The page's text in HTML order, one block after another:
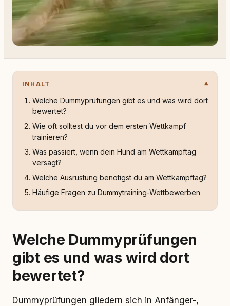
INHALT
Welche Dummyprüfungen gibt es und was wird dort
bewertet?
Wie oft solltest du vor dem ersten Wettkampf
trainieren?
Was passiert, wenn dein Hund am Wettkampftag
versagt?
Welche Ausrüstung benötigst du am Wettkampftag?
Häufige Fragen zu Dummytraining-Wettbewerben
Welche Dummyprüfungen
gibt es und was wird dort
bewertet?
Dummyprüfungen gliedern sich in Anfänger-,